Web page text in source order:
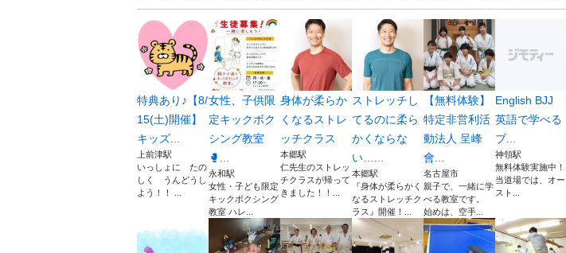
特典あり♪【8/
15(土)開催】
キッズ...
上前津駅
いっしょに たの
しく うんどうし
よう！！ ...
女性、子供限
定キックボク
シング教室
🥊...
永和駅
女性・子ども限定
キックボクシング
教室 ハレ...
身体が柔らか
くなるストレ
ッチクラス
本郷駅
仁先生のストレッ
チクラスが帰って
きました！！...
ストレッチし
てるのに柔ら
かくならな
い…...
本郷駅
『身体が柔らかく
なるストレッチク
ラス』開催！...
【無料体験】
特定非営利活
動法人 呈峰
會...
名古屋市
親子で、一緒に学
べる教室です。
始めは、空手...
English BJJ
英語で学べる
ブ...
神領駅
無料体験実施中！
当道場では、オー
スト...